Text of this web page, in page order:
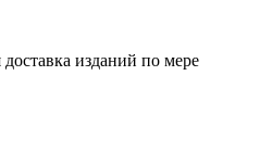
изданий по мере